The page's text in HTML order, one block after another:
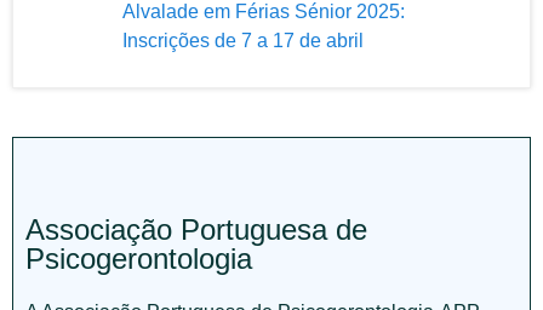
Alvalade em Férias Sénior 2025:
Inscrições de 7 a 17 de abril
Associação Portuguesa de
Psicogerontologia